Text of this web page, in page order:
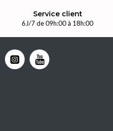
Service client
6J/7 de 09h:00 à 18h:00